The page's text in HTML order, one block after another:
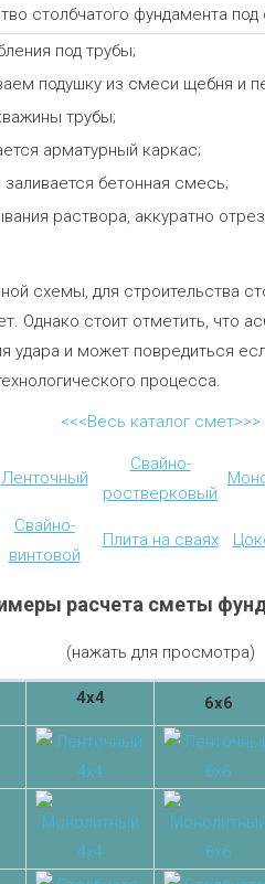
под трубы;
подушку из смеси щебня и
трубы;
арматурный каркас;
бетонная смесь;
раствора, аккуратно
схемы, для строительства
Однако стоит отметить, что
удара и может повредиться
процесса.
<<<Весь каталог смет>>>
Ленточный
Свайно-
ростверковый
Свайно-
винтовой
Плита на сваях
расчета сметы
(нажать для просмотра)
4х4 6х6